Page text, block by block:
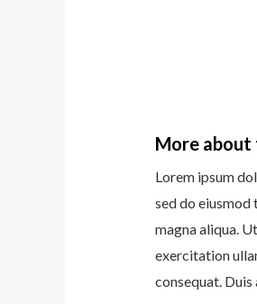
More
Lorem ipsum
sed do
magna aliqua.
exercitation
consequat.